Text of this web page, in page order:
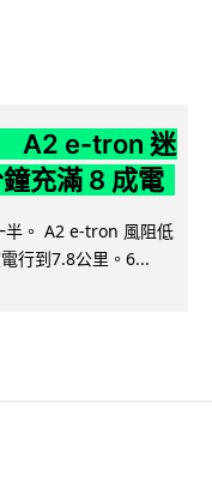
A2 e-tron 迷
充滿 8 成電
半。 A2 e-tron 風阻低
行到7.8公里。6...